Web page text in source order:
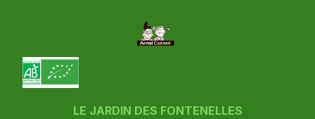
LE JARDIN DES FONTENELLES